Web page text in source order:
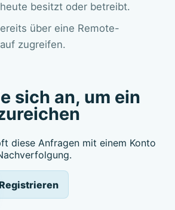
besitzt oder betreibt.
über eine Remote-
zugreifen.
sich an, um ein
diese Anfragen mit einem Konto